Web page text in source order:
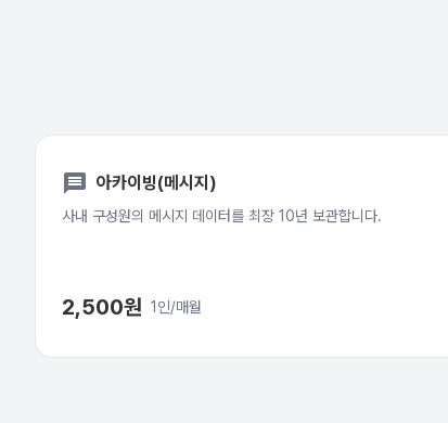
message 아카이빙(메시지)
사내 구성원의 메시지 데이터를 최장 10년 보관합니다.
2,500원 1인/매월